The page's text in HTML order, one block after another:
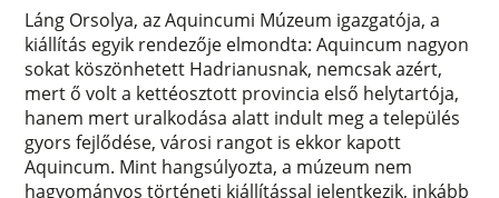
Láng Orsolya, az Aquincumi Múzeum igazgatója, a
kiállítás egyik rendezője elmondta: Aquincum nagyon
sokat köszönhetett Hadrianusnak, nemcsak azért,
mert ő volt a kettéosztott provincia első helytartója,
hanem mert uralkodása alatt indult meg a település
gyors fejlődése, városi rangot is ekkor kapott
Aquincum. Mint hangsúlyozta, a múzeum nem
hagyományos történeti kiállítással jelentkezik, inkább